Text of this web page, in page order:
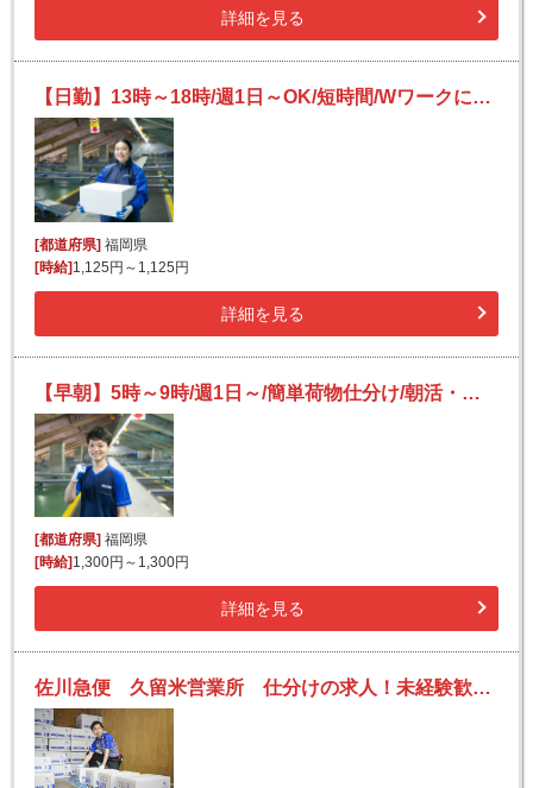
詳細を見る
【日勤】13時～18時/週1日～OK/短時間/Wワークにも/未経験OK/宅配便の仕分け
[都道府県]福岡県
[時給]1,125円～1,125円
詳細を見る
【早朝】5時～9時/週1日～/簡単荷物仕分け/朝活・短時間/日払い可(規定有)/副業歓迎
[都道府県] 福岡県
[時給] 1,300円～1,300円
詳細を見る
佐川急便 久留米営業所 仕分けの求人！未経験歓迎！先輩たちがサポートします♪